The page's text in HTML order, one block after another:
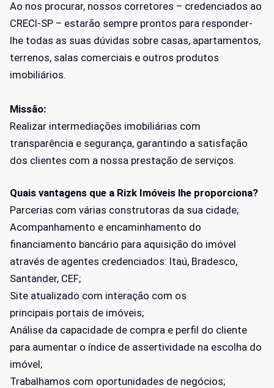
Ao nos procurar, nossos corretores – credenciados ao
CRECI-SP – estarão sempre prontos para responder-
lhe todas as suas dúvidas sobre casas, apartamentos,
terrenos, salas comerciais e outros produtos
imobiliários.
Missão:
Realizar intermediações imobiliárias com
transparência e segurança, garantindo a satisfação
dos clientes com a nossa prestação de serviços.
Quais vantagens que a Rizk Imóveis lhe proporciona?
Parcerias com várias construtoras da sua cidade;
Acompanhamento e encaminhamento do
financiamento bancário para aquisição do imóvel
através de agentes credenciados: Itaú, Bradesco,
Santander, CEF;
Site atualizado com interação com os
principais portais de imóveis;
Análise da capacidade de compra e perfil do cliente
para aumentar o índice de assertividade na escolha do
imóvel;
Trabalhamos com oportunidades de negócios;